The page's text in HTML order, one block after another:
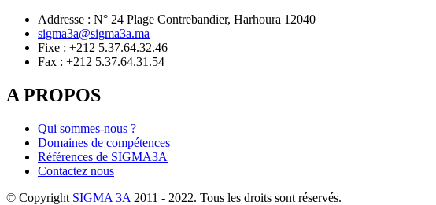
Addresse : N° 24 Plage Contrebandier, Harhoura 12040
sigma3a@sigma3a.ma
Fixe : +212 5.37.64.32.46
Fax : +212 5.37.64.31.54
A PROPOS
Qui sommes-nous ?
Domaines de compétences
Références de SIGMA3A
Contactez nous
© Copyright SIGMA 3A 2011 - 2022. Tous les droits sont réservés.